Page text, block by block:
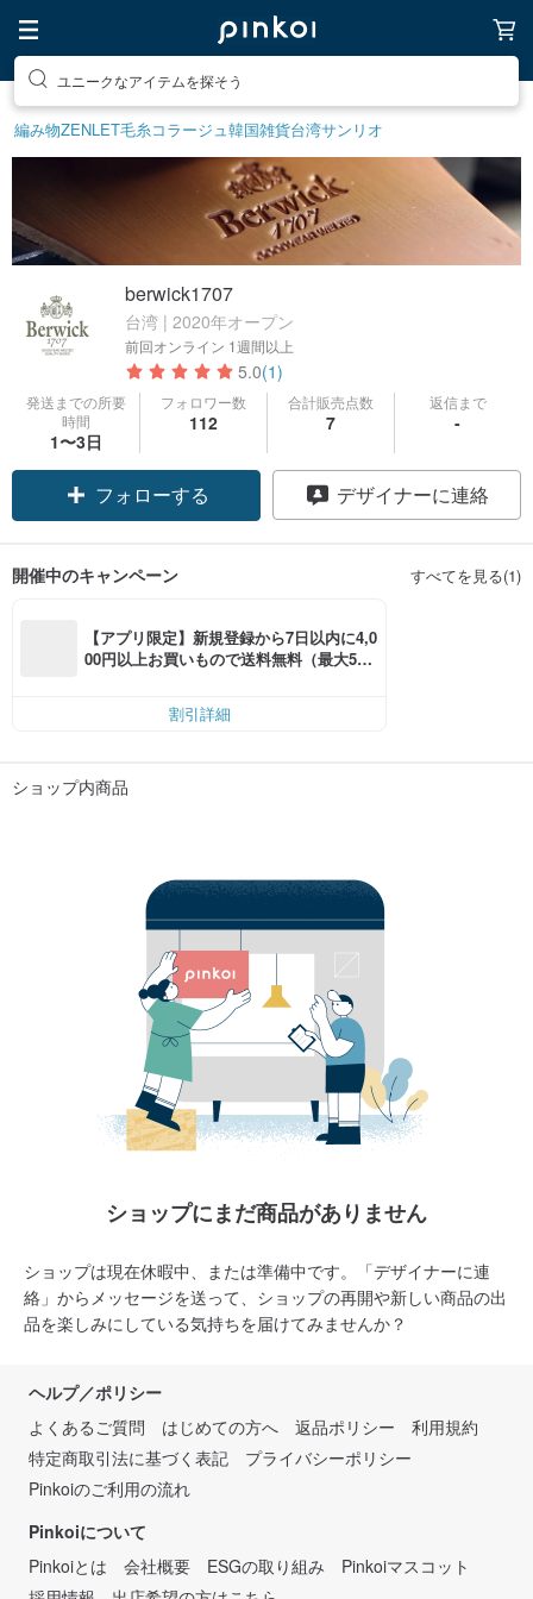
ユニークなアイテムを探そう
編み物ZENLET毛糸コラージュ韓国雑貨台湾サンリオ
berwick1707
台湾 | 2020年オープン
前回オンライン 1週間以上
5.0(1)
発送までの所要
時間
1〜3日
フォロワー数
112
合計販売点数
7
返信まで
-
フォローする デザイナーに連絡
開催中のキャンペーン すべてを見る(1)
【アプリ限定】新規登録から7日以内に4,0
00円以上お買いもので送料無料（最大500
割引詳細
ショップ内商品
ショップにまだ商品がありません
ショップは現在休暇中、または準備中です。「デザイナーに連
絡」からメッセージを送って、ショップの再開や新しい商品の出
品を楽しみにしている気持ちを届けてみませんか？
ヘルプ／ポリシー
よくあるご質問
はじめての方へ 返品ポリシー
利用規約
特定商取引法に基づく表記
プライバシーポリシー
Pinkoiのご利用の流れ
Pinkoiについて
Pinkoiとは
会社概要 ESGの取り組み
Pinkoiマスコット